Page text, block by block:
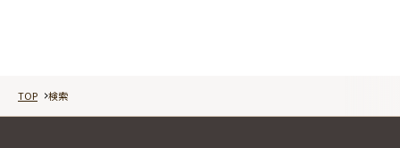
TOP 検索